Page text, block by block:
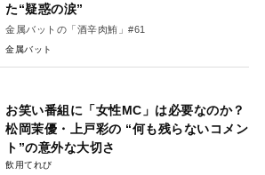
た“疑惑の涙”
金属バットの「酒辛肉鮪」#61
金属バット
お笑い番組に「女性MC」は必要なのか？
松岡茉優・上戸彩の “何も残らないコメン
ト”の意外な大切さ
飲用てれび